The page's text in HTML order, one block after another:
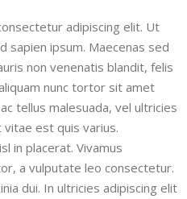
adipiscing elit. Ut
sapien ipsum. Maecenas sed
non venenatis blandit, felis
nunc tortor sit amet
tellus malesuada, vel ultricies
est quis varius.
in placerat. Vivamus
a vulputate leo consectetur.
dui. In ultricies adipiscing elit